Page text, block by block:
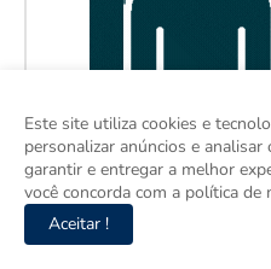
Este site utiliza cookies e
personalizar anúncios e
garantir e entregar a melhor
você concorda com a política de
Aceitar !